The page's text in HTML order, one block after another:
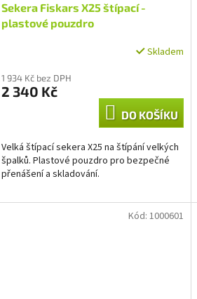
Sekera Fiskars X25 štípací -
plastové pouzdro
Skladem
1 934 Kč bez DPH
2 340 Kč
DO KOŠÍKU
Velká štípací sekera X25 na štípání velkých
špalků. Plastové pouzdro pro bezpečné
přenášení a skladování.
Kód: 1000601